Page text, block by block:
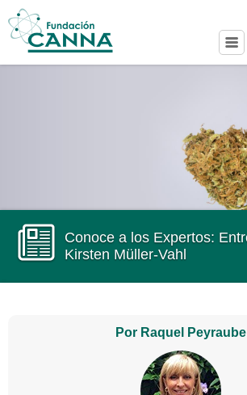
Main menu
Conoce a los Expertos:
Kirsten Müller-Vahl
Por Raquel Peyraube